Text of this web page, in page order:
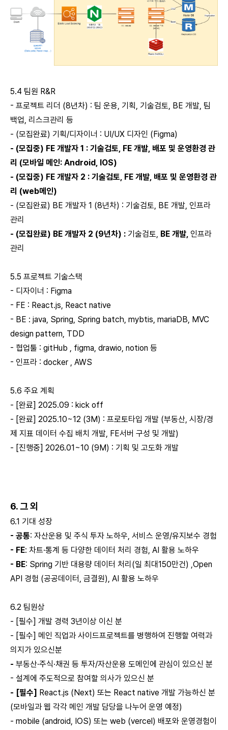
5.4 팀원 R&R
- 프로젝트 리더 (8년차) : 팀 운용, 기획, 기술검토, BE 개발, 팀
백업, 리스크관리 등
- (모집완료) 기획/디자이너 : UI/UX 디자인 (Figma)
- (모집중) FE 개발자 1 : 기술검토, FE 개발, 배포 및 운영환경 관
리 (모바일 메인: Android, IOS)
- (모집중) FE 개발자 2 : 기술검토, FE 개발, 배포 및 운영환경 관
리 (web메인)
- (모집완료) BE 개발자 1 (8년차) : 기술검토, BE 개발, 인프라
관리
- (모집완료) BE 개발자 2 (9년차) : 기술검토, BE 개발, 인프라
관리
5.5 프로젝트 기술스택
- 디자이너 : Figma
- FE : React.js, React native
- BE : java, Spring, Spring batch, mybtis, mariaDB, MVC
design pattern, TDD
- 협업툴 : gitHub , figma, drawio, notion 등
- 인프라 : docker , AWS
5.6 주요 계획
- [완료] 2025.09 : kick off
- [완료] 2025.10~12 (3M) : 프로토타입 개발 (부동산, 시장/경
제 지표 데이터 수집 배치 개발, FE서버 구성 및 개발)
- [진행중] 2026.01~10 (9M) : 기획 및 고도화 개발
6. 그 외
6.1 기대 성장
- 공통: 자산운용 및 주식 투자 노하우, 서비스 운영/유지보수 경험
- FE: 차트·통계 등 다양한 데이터 처리 경험, AI 활용 노하우
- BE: Spring 기반 대용량 데이터 처리(일 최대150만건) ,Open
API 경험 (공공데이터, 금결원), AI 활용 노하우
6.2 팀원상
- [필수] 개발 경력 3년이상 이신 분
- [필수] 메인 직업과 사이드프로젝트를 병행하여 진행할 여력과
의지가 있으신분
- 부동산·주식·채권 등 투자/자산운용 도메인에 관심이 있으신 분
- 설계에 주도적으로 참여할 의사가 있으신 분
- [필수] React.js (Next) 또는 React native 개발 가능하신 분
(모바일과 웹 각각 메인 개발 담당을 나누어 운영 예정)
- mobile (android, IOS) 또는 web (vercel) 배포와 운영경험이